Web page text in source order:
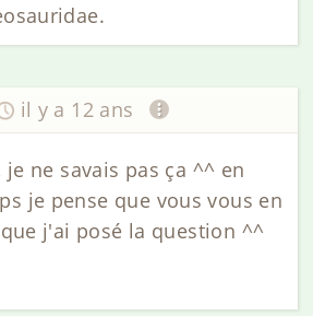
il y a 12 ans
je ne savais pas ça ^^ en
je pense que vous vous en
j'ai posé la question ^^